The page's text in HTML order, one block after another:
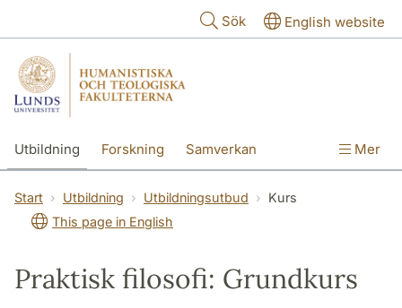
Sök English website
Utbildning Forskning Samverkan Mer
Start Utbildning Utbildningsutbud
Kurs
This page in English
Praktisk filosofi: Grundkurs